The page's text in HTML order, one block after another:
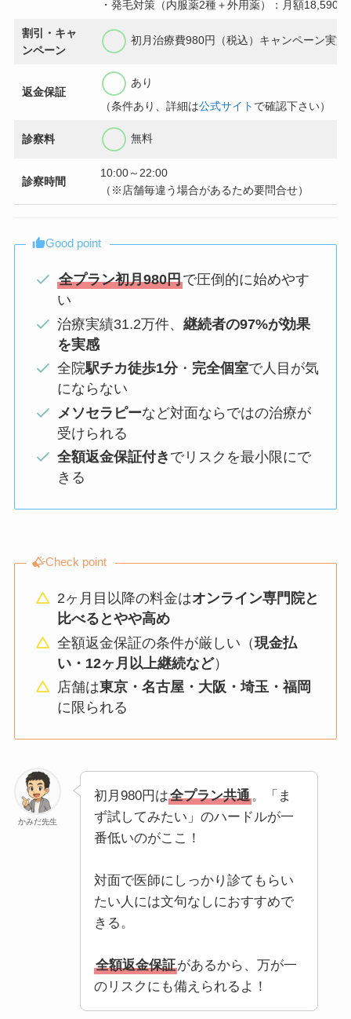
・発毛対策（内服薬2種＋外用薬）：月額18,590
割引・キャ
ンペーン
初月治療費980円（税込）キャンペーン実施
返金保証
あり
（条件あり、詳細は公式サイト で確認下さい）
診察料 無料
診察時間
10:00～22:00
（※店舗毎違う場合があるため要問合せ）
Good point
全プラン初月980円で圧倒的に始めやす
い
治療実績31.2万件、 継続者の97%が効果
を実感
全院駅チカ徒歩1分・ 完全個室で人目が気
にならない
メソセラピーなど対面ならではの治療が
受けられる
全額返金保証付き でリスクを最小限にで
きる
Check point
2ヶ月目以降の料金はオンライン専門院と
比べるとやや高め
全額返金保証の条件が厳しい（現金払
い・12ヶ月以上継続など）
店舗は東京・名古屋・大阪・埼玉・福岡
に限られる
かみだ先生
初月980円は全プラン共通。「ま
ず試してみたい」のハードルが一
番低いのがここ！
対面で医師にしっかり診てもらい
たい人には文句なしにおすすめで
きる。
全額返金保証があるから、万が一
のリスクにも備えられるよ！